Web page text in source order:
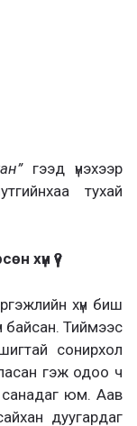
гээд үнэхээр
тухай
хүн үү?
хүн биш
байсан. Тиймээс
сонирхол
гэж одоо ч
санадаг юм. Аав
дуугардаг